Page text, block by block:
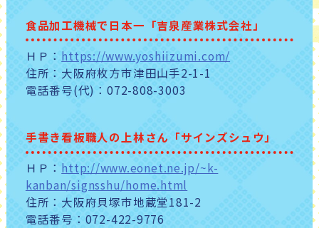
食品加工機械で日本一「吉泉産業株式会社」
ＨＰ： https://www.yoshiizumi.com/
住所：大阪府枚方市津田山手2-1-1
電話番号(代)：072-808-3003
手書き看板職人の上林さん「サインズシュウ」
ＨＰ： http://www.eonet.ne.jp/~k-
kanban/signsshu/home.html
住所：大阪府貝塚市地蔵堂181-2
電話番号：072-422-9776